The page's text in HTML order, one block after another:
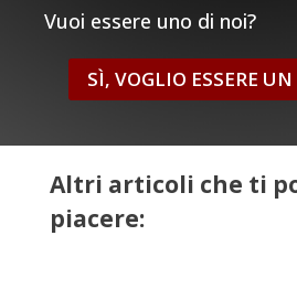
Vuoi essere uno di noi?
SÌ, VOGLIO ESSERE
Altri articoli che ti
piacere: